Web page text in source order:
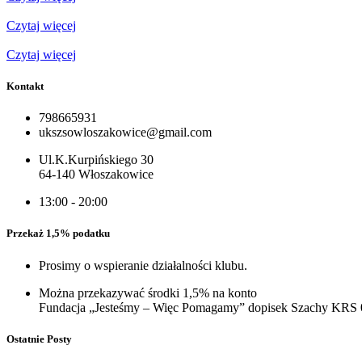
Czytaj więcej
Czytaj więcej
Kontakt
798665931
ukszsowloszakowice@gmail.com
Ul.K.Kurpińskiego 30
64-140 Włoszakowice
13:00 - 20:00
Przekaż 1,5% podatku
Prosimy o wspieranie działalności klubu.
Można przekazywać środki 1,5% na konto
Fundacja „Jesteśmy – Więc Pomagamy” dopisek Szachy
Ostatnie Posty